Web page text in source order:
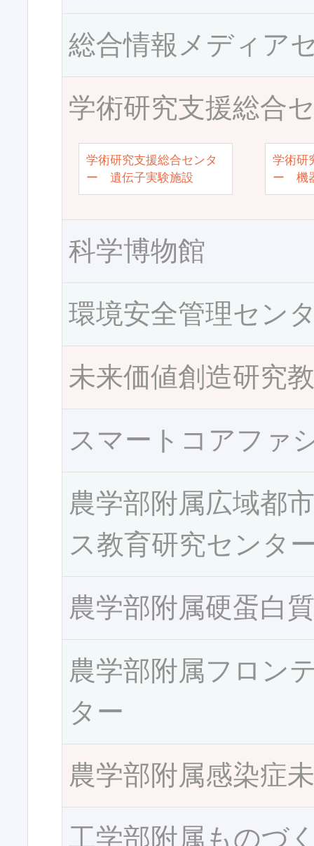
総合情報メディア
学術研究支援総合
学術研究支援総合センタ
ー 遺伝子実験施設
学術研
ー 機
科学博物館
環境安全管理セン
未来価値創造研究
スマートコアファ
農学部附属広域都
ス教育研究センタ
農学部附属硬蛋白
農学部附属フロン
ター
農学部附属感染症
工学部附属ものづ